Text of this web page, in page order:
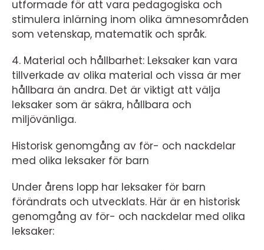
utformade för att vara pedagogiska och
stimulera inlärning inom olika ämnesområden
som vetenskap, matematik och språk.
4. Material och hållbarhet: Leksaker kan vara
tillverkade av olika material och vissa är mer
hållbara än andra. Det är viktigt att välja
leksaker som är säkra, hållbara och
miljövänliga.
Historisk genomgång av för- och nackdelar
med olika leksaker för barn
Under årens lopp har leksaker för barn
förändrats och utvecklats. Här är en historisk
genomgång av för- och nackdelar med olika
leksaker: